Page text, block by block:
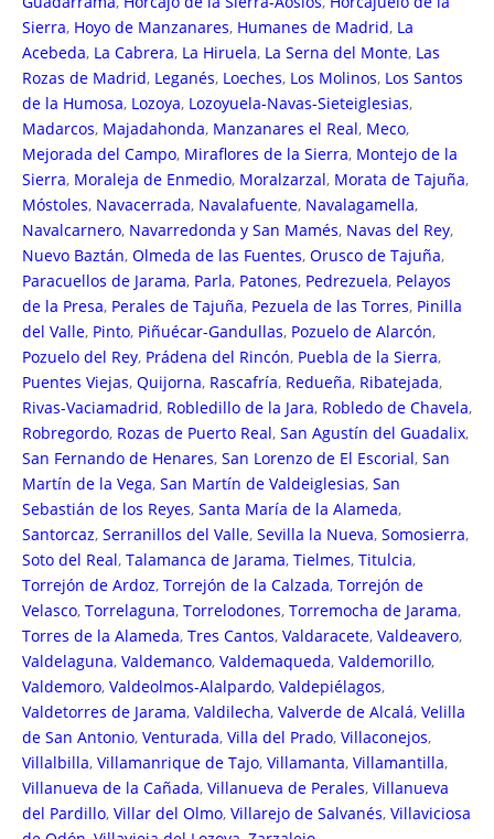
Sierra, Hoyo de Manzanares, Humanes de Madrid, La
Acebeda, La Cabrera, La Hiruela, La Serna del Monte, Las
Rozas de Madrid, Leganés, Loeches, Los Molinos, Los Santos
de la Humosa, Lozoya, Lozoyuela-Navas-Sieteiglesias,
Madarcos, Majadahonda, Manzanares el Real, Meco,
Mejorada del Campo, Miraflores de la Sierra, Montejo de la
Sierra, Moraleja de Enmedio, Moralzarzal, Morata de Tajuña,
Móstoles, Navacerrada, Navalafuente, Navalagamella,
Navalcarnero, Navarredonda y San Mamés, Navas del Rey,
Nuevo Baztán, Olmeda de las Fuentes, Orusco de Tajuña,
Paracuellos de Jarama, Parla, Patones, Pedrezuela, Pelayos
de la Presa, Perales de Tajuña, Pezuela de las Torres, Pinilla
del Valle, Pinto, Piñuécar-Gandullas, Pozuelo de Alarcón,
Pozuelo del Rey, Prádena del Rincón, Puebla de la Sierra,
Puentes Viejas, Quijorna, Rascafría, Redueña, Ribatejada,
Rivas-Vaciamadrid, Robledillo de la Jara, Robledo de Chavela,
Robregordo, Rozas de Puerto Real, San Agustín del Guadalix,
San Fernando de Henares, San Lorenzo de El Escorial, San
Martín de la Vega, San Martín de Valdeiglesias, San
Sebastián de los Reyes, Santa María de la Alameda,
Santorcaz, Serranillos del Valle, Sevilla la Nueva, Somosierra,
Soto del Real, Talamanca de Jarama, Tielmes, Titulcia,
Torrejón de Ardoz, Torrejón de la Calzada, Torrejón de
Velasco, Torrelaguna, Torrelodones, Torremocha de Jarama,
Torres de la Alameda, Tres Cantos, Valdaracete, Valdeavero,
Valdelaguna, Valdemanco, Valdemaqueda, Valdemorillo,
Valdemoro, Valdeolmos-Alalpardo, Valdepiélagos,
Valdetorres de Jarama, Valdilecha, Valverde de Alcalá, Velilla
de San Antonio, Venturada, Villa del Prado, Villaconejos,
Villalbilla, Villamanrique de Tajo, Villamanta, Villamantilla,
Villanueva de la Cañada, Villanueva de Perales, Villanueva
del Pardillo, Villar del Olmo, Villarejo de Salvanés, Villaviciosa